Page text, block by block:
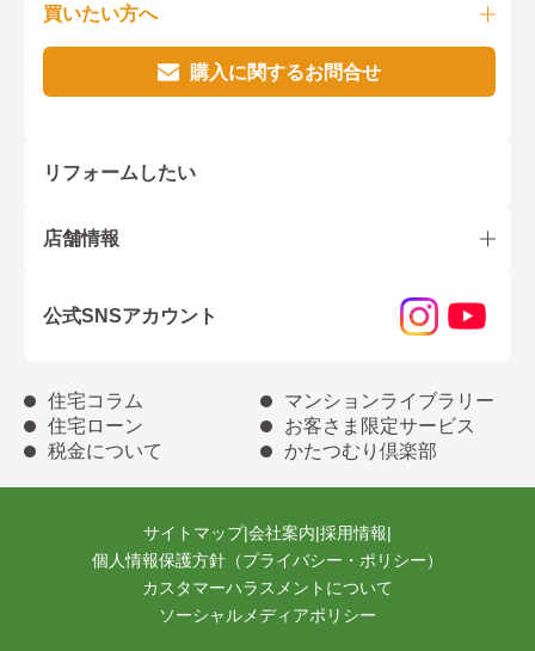
買いたい方へ
購入に関するお問合せ
リフォームしたい
店舗情報
公式SNSアカウント
住宅コラム
マンションライブラリー
住宅ローン
お客さま限定サービス
税金について
かたつむり倶楽部
サイトマップ|会社案内|採用情報|
個人情報保護方針（プライバシー・ポリシー）
カスタマーハラスメントについて
ソーシャルメディアポリシー